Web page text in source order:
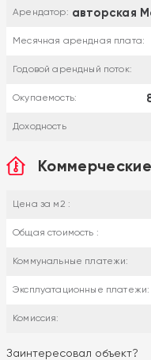
Арендатор: авторская
Месячная арендная плата:
Годовой арендный поток:
Окупаемость:
Доходность
Цена за м2 :
Общая стоимость :
Коммунальные платежи:
Эксплуатационные платежи:
Комиссия:
Заинтересовал объект?